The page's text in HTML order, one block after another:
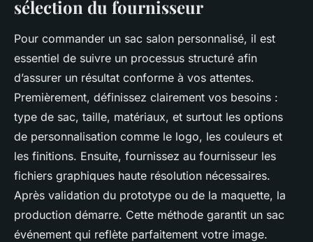
sélection du fournisseur
Pour commander un sac salon personnalisé, il est
essentiel de suivre un processus structuré afin
d’assurer un résultat conforme à vos attentes.
Premièrement, définissez clairement vos besoins :
type de sac, taille, matériaux, et surtout les options
de personnalisation comme le logo, les couleurs et
les finitions. Ensuite, fournissez au fournisseur les
fichiers graphiques haute résolution nécessaires.
Après validation du prototype ou de la maquette, la
production démarre. Cette méthode garantit un sac
événement qui reflète parfaitement votre image.